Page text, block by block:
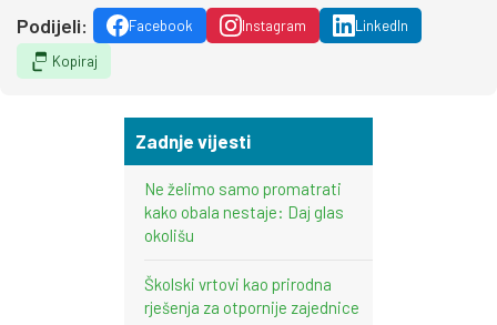
Podijeli: Facebook Instagram
LinkedIn
Kopiraj
Zadnje vijesti
Ne želimo samo promatrati
kako obala nestaje: Daj glas
okolišu
Školski vrtovi kao prirodna
rješenja za otpornije zajednice